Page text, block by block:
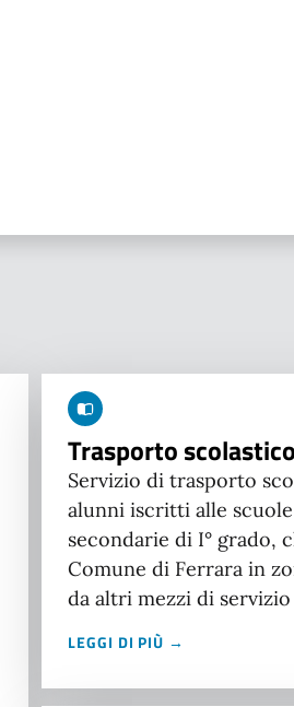
Trasporto scolastico
Servizio di trasporto
alunni iscritti alle
secondarie di I° grado,
Comune di Ferrara in
da altri mezzi di
LEGGI DI PIÙ →